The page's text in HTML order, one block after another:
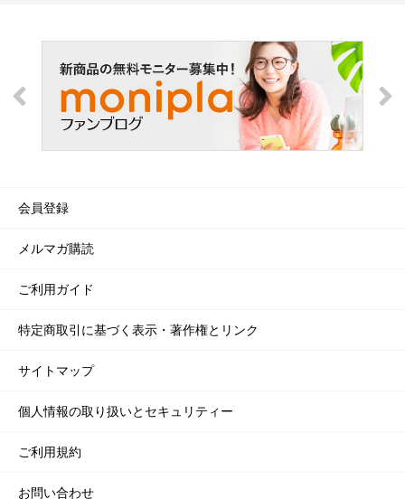
会員登録
メルマガ購読
ご利用ガイド
特定商取引に基づく表示・著作権とリンク
サイトマップ
個人情報の取り扱いとセキュリティー
ご利用規約
お問い合わせ